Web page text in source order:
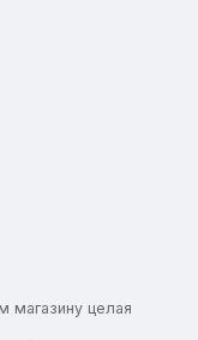
магазину целая